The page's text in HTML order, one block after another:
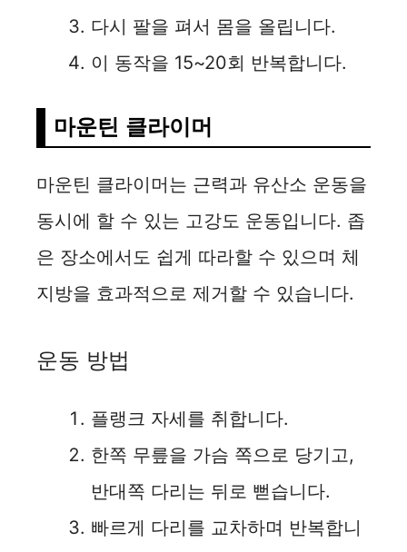
다시 팔을 펴서 몸을 올립니다.
이 동작을 15~20회 반복합니다.
마운틴 클라이머
마운틴 클라이머는 근력과 유산소 운동을
동시에 할 수 있는 고강도 운동입니다. 좁
은 장소에서도 쉽게 따라할 수 있으며 체
지방을 효과적으로 제거할 수 있습니다.
운동 방법
플랭크 자세를 취합니다.
한쪽 무릎을 가슴 쪽으로 당기고,
반대쪽 다리는 뒤로 뻗습니다.
빠르게 다리를 교차하며 반복합니